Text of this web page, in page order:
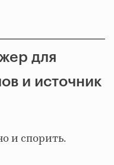
для
и источник
и спорить.